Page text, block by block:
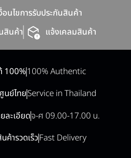
อนไขการรับประกันสินค้า
สินค้า
แจ้งเคลมสินค้า
100%100% Authentic
นย์ไทยService in Thailand
ละเอียดจ-ศ 09.00-17.00 น.
ค้ารวดเร็วFast Delivery